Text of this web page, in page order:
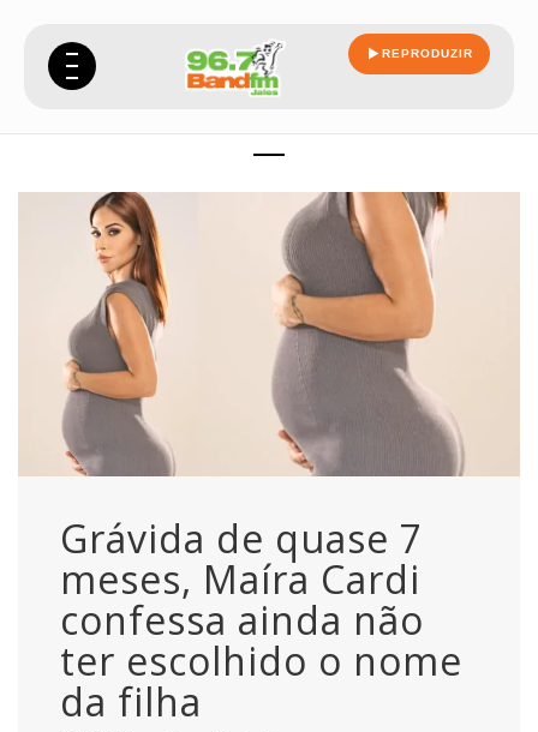
REPRODUZIR
Grávida de quase 7
meses, Maíra Cardi
confessa ainda não
ter escolhido o nome
da filha